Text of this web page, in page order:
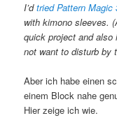
I’dtried Pattern Magic
with kimono sleeves.
quick project and
not want to disturb by
Aber ich habe einen
einem Block nahe
Hier zeige ich wie.